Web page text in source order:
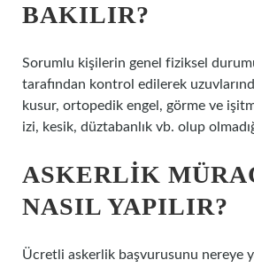
BAKILIR?
Sorumlu kişilerin genel fiziksel
tarafından kontrol edilerek
kusur, ortopedik engel, görme ve
izi, kesik, düztabanlık vb. olup
ASKERLIK
NASIL YAPILIR?
Ücretli askerlik başvurusunu nereye